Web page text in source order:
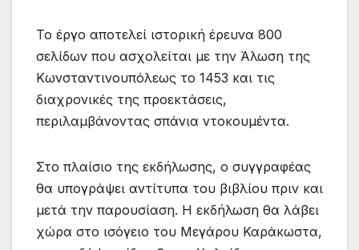
Το έργο αποτελεί ιστορική έρευνα 800
σελίδων που ασχολείται με την Άλωση της
Κωνσταντινουπόλεως το 1453 και τις
διαχρονικές της προεκτάσεις,
περιλαμβάνοντας σπάνια ντοκουμέντα.
Στο πλαίσιο της εκδήλωσης, ο συγγραφέας
θα υπογράψει αντίτυπα του βιβλίου πριν και
μετά την παρουσίαση. Η εκδήλωση θα λάβει
χώρα στο ισόγειο του Μεγάρου Καράκωστα,